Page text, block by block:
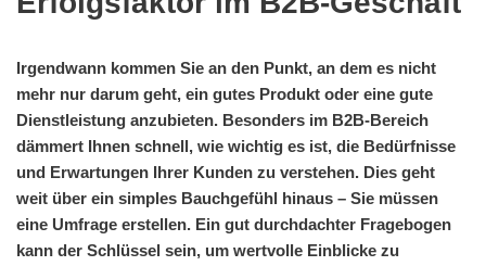
Irgendwann kommen Sie an den Punkt, an dem es nicht
mehr nur darum geht, ein gutes Produkt oder eine gute
Dienstleistung anzubieten. Besonders im B2B-Bereich
dämmert Ihnen schnell, wie wichtig es ist, die Bedürfnisse
und Erwartungen Ihrer Kunden zu verstehen. Dies geht
weit über ein simples Bauchgefühl hinaus – Sie müssen
eine Umfrage erstellen. Ein gut durchdachter Fragebogen
kann der Schlüssel sein, um wertvolle Einblicke zu